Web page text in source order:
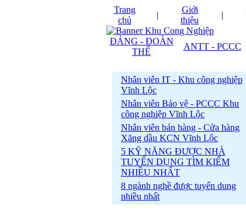
Trang
chủ
|
Giới
thiệu
|
ĐẢNG - ĐOÀN
THỂ
ANTT - PCCC
Nhân viên IT - Khu công nghiệp
Vĩnh Lộc
Nhân viên Bảo vệ - PCCC Khu
công nghiệp Vĩnh Lộc
Nhân viên bán hàng - Cửa hàng
Xăng dầu KCN Vĩnh Lộc
5 KỸ NĂNG ĐƯỢC NHÀ
TUYỂN DỤNG TÌM KIẾM
NHIỀU NHẤT
8 ngành nghề được tuyển dung
nhiều nhất